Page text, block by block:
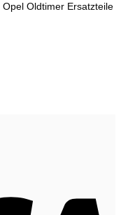
Oldtimer Ersatzteile